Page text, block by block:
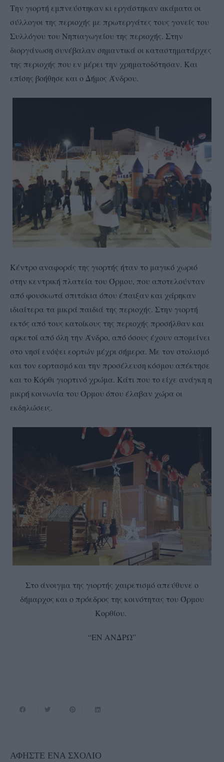
Την γιορτή εμπνεύστηκαν κι εργάστηκαν ακάματα οι
σύλλογοι της περιοχής με πρωτεργάτες τους γονείς του
Συλλόγου του Νηπιαγωγείου της περιοχής. Στην
διοργάνωση συνέβαλαν σημαντικά οι καταστηματάρχες
της περιοχής που εν μέρει την χρηματοδότησαν. Και
επίσης βοήθησε και ο Δήμος Άνδρου.
Κέντρο αναφοράς της γιορτής ήταν το μαγικό χωριό
στην κεντρική πλατεία του Όρμου, που αποτελούνταν
από φουσκωτά σπιτάκια όπου έπαιξαν και χάρηκαν
ιδιαίτερα τα μικρά παιδιά της περιοχής. Στην γιορτή
εκτός από τους κατοίκους της περιοχής προσήλθαν και
αρκετοί από όλη την Άνδρο, από όσους έχουν απομείνει
στο νησί ενόψει εορτών μέχρι σήμερα. Με τον στολισμό
και τον εορτασμό και την προσέλευση κόσμου απέκτησε
και το Κόρθι γιορτινό χρώμα. Κάτι που το είχε ανάγκη η
μικρή κοινωνία του Όρμου όπου έλαβαν χώρα οι
εκδηλώσεις.
Στο άνοιγμα της γιορτής χαιρετισμό απεύθυνε ο
δήμαρχος και ο πρόεδρος της κοινότητας του Όρμου
Κορθίου.
“ΕΝ ΑΝΔΡΩ”
ΑΦΉΣΤΕ ΈΝΑ ΣΧΌΛΙΟ